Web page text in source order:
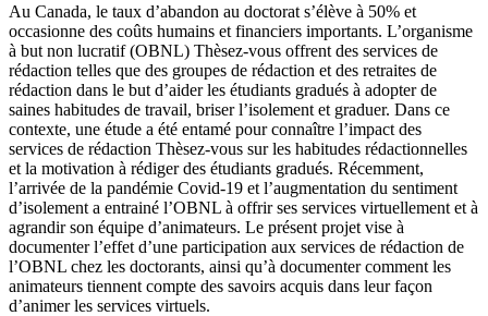
Au Canada, le taux d’abandon au doctorat s’élève à 50% et
occasionne des coûts humains et financiers importants. L’organisme
à but non lucratif (OBNL) Thèsez-vous offrent des services de
rédaction telles que des groupes de rédaction et des retraites de
rédaction dans le but d’aider les étudiants gradués à adopter de
saines habitudes de travail, briser l’isolement et graduer. Dans ce
contexte, une étude a été entamé pour connaître l’impact des
services de rédaction Thèsez-vous sur les habitudes rédactionnelles
et la motivation à rédiger des étudiants gradués. Récemment,
l’arrivée de la pandémie Covid-19 et l’augmentation du sentiment
d’isolement a entrainé l’OBNL à offrir ses services virtuellement et à
agrandir son équipe d’animateurs. Le présent projet vise à
documenter l’effet d’une participation aux services de rédaction de
l’OBNL chez les doctorants, ainsi qu’à documenter comment les
animateurs tiennent compte des savoirs acquis dans leur façon
d’animer les services virtuels.